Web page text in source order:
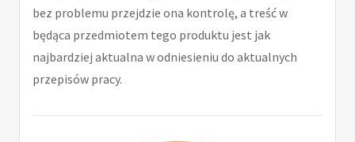
bez problemu przejdzie ona kontrolę, a treść w
będąca przedmiotem tego produktu jest jak
najbardziej aktualna w odniesieniu do aktualnych
przepisów pracy.